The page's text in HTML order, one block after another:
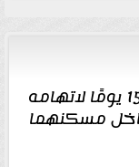
تجديد حبس عامل 15 يومًا لاتهامه
مسكنهما